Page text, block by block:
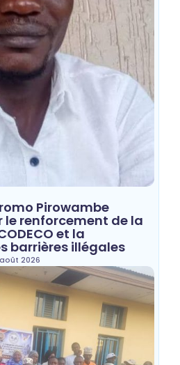
Pirowambe
le renforcement de la
et la
barrières illégales
2026